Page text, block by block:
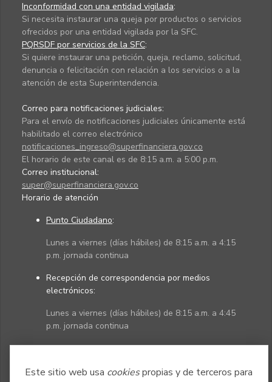
Este sitio web usa cookiespropias y de terceros para
Inconformidad con una entidad vigilada:
Si necesita instaurar una queja por productos o servicios
ofrecidos por una entidad vigilada por la SFC.
PQRSDF por servicios de la SFC:
Si quiere instaurar una petición, queja, reclamo, solicitud,
denuncia o felicitación con relación a los servicios o a la
atención de esta Superintendencia.
Correo para notificaciones judiciales:
Para el envío de notificaciones judiciales únicamente está
habilitado el correo electrónico
notificaciones_ingreso@superfinanciera.gov.co
El horario de este canal es de 8:15 a.m. a 5:00 p.m.
Correo institucional:
super@superfinanciera.gov.co
Horario de atención
Punto Ciudadano:
Lunes a viernes (días hábiles) de 8:15 a.m. a 4:15
p.m. jornada continua
Recepción de correspondencia por medios
electrónicos:
Lunes a viernes (días hábiles) de 8:15 a.m. a 4:45
p.m. jornada continua